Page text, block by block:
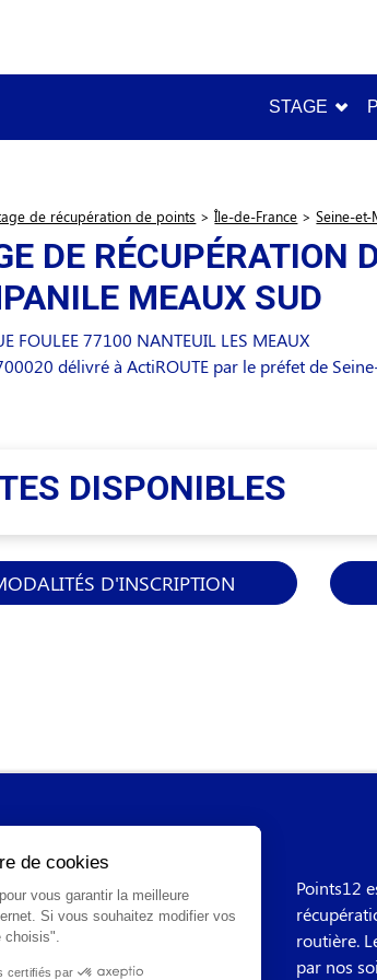
STAGE
de récupération de points > Île-de-France > Seine-et-
DE RÉCUPÉRATION
MEAUX SUD
FOULEE 77100 NANTEUIL LES MEAUX
délivré à ActiROUTE par le préfet de
DISPONIBLES
D'INSCRIPTION
Points12
routière.
par nos